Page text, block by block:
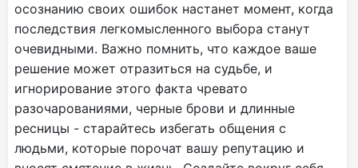
осознанию своих ошибок настанет момент, когда
последствия легкомысленного выбора станут
очевидными. Важно помнить, что каждое ваше
решение может отразиться на судьбе, и
игнорирование этого факта чревато
разочарованиями, черные брови и длинные
ресницы - старайтесь избегать общения с
людьми, которые порочат вашу репутацию и